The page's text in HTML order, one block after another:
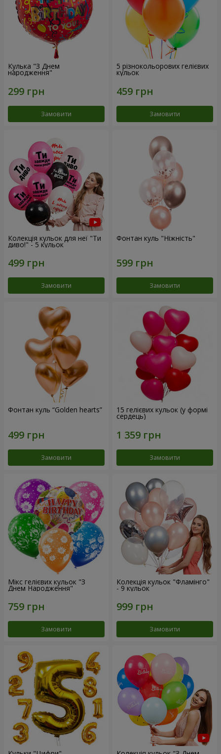
Кулька "З Днем
народження"
Замовити
5 різнокольорових гелієвих
кульок
Замовити
Колекція кульок для неї "Ти
диво!" - 5 кульок
Замовити
Фонтан куль "Ніжність"
Замовити
Фонтан куль “Golden hearts”
Замовити
15 гелієвих кульок (у формі
сердець)
Замовити
Мікс гелієвих кульок "З
Днем Народження"
Замовити
Колекція кульок "Фламінго"
- 9 кульок
Замовити